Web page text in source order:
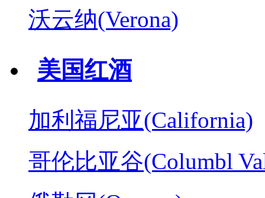
沃云纳(Verona)
美国红酒
加利福尼亚(California)
哥伦比亚谷(Columbl